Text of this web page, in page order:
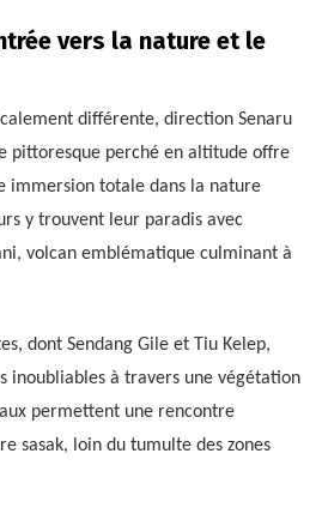
vers la nature et le
différente, direction Senaru
pittoresque perché en altitude offre
immersion totale dans la nature
y trouvent leur paradis avec
volcan emblématique culminant à
dont Sendang Gile et Tiu Kelep,
inoubliables à travers une végétation
permettent une rencontre
sasak, loin du tumulte des zones